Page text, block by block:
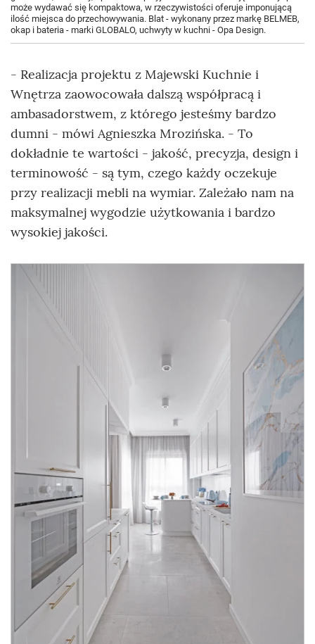
może wydawać się kompaktowa, w rzeczywistości oferuje imponującą
ilość miejsca do przechowywania. Blat - wykonany przez markę BELMEB,
okap i bateria - marki GLOBALO, uchwyty w kuchni - Opa Design.
- Realizacja projektu z Majewski Kuchnie i
Wnętrza zaowocowała dalszą współpracą i
ambasadorstwem, z którego jesteśmy bardzo
dumni - mówi Agnieszka Mrozińska. - To
dokładnie te wartości - jakość, precyzja, design i
terminowość - są tym, czego każdy oczekuje
przy realizacji mebli na wymiar. Zależało nam na
maksymalnej wygodzie użytkowania i bardzo
wysokiej jakości.